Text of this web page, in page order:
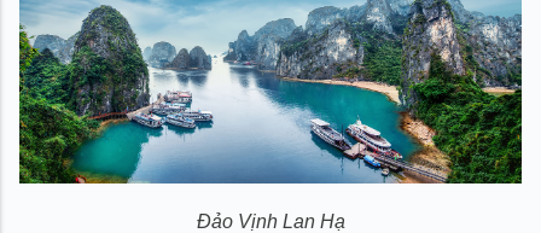
Đảo Vịnh Lan Hạ